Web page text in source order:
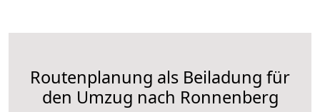
Routenplanung als Beiladung für
den Umzug nach Ronnenberg